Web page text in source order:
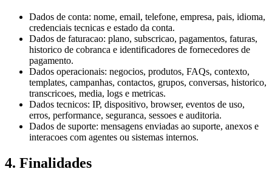
Dados de conta: nome, email, telefone, empresa, pais, idioma,
credenciais tecnicas e estado da conta.
Dados de faturacao: plano, subscricao, pagamentos, faturas,
historico de cobranca e identificadores de fornecedores de
pagamento.
Dados operacionais: negocios, produtos, FAQs, contexto,
templates, campanhas, contactos, grupos, conversas, historico,
transcricoes, media, logs e metricas.
Dados tecnicos: IP, dispositivo, browser, eventos de uso,
erros, performance, seguranca, sessoes e auditoria.
Dados de suporte: mensagens enviadas ao suporte, anexos e
interacoes com agentes ou sistemas internos.
4. Finalidades